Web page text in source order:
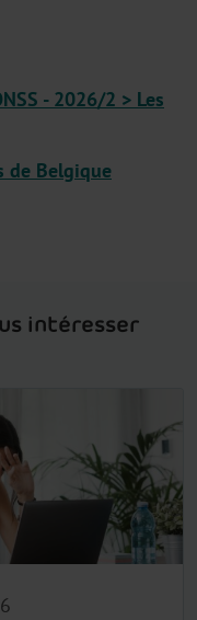
- 2026/2 > Les
de Belgique
intéresser